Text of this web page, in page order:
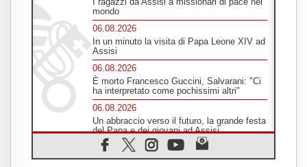
mondo
06.08.2026
In un minuto la visita di Papa Leone XIV ad
Assisi
06.08.2026
È morto Francesco Guccini, Salvarani: "Ci
ha interpretato come pochissimi altri"
06.08.2026
Un abbraccio verso il futuro, la grande festa
del Papa e dei giovani ad Assisi
06.08.2026
Il grazie dei giovani al Papa: "Oggi ci